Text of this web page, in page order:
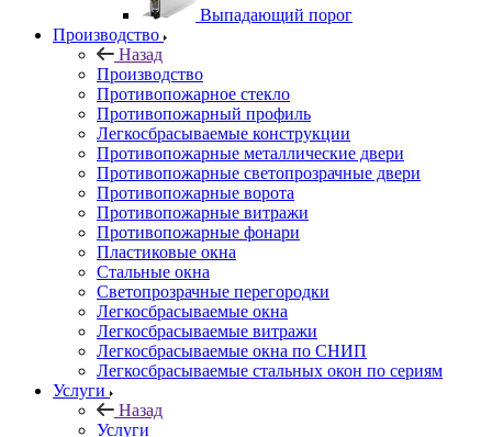
Выпадающий порог
Производство
Назад
Производство
Противопожарное стекло
Противопожарный профиль
Легкосбрасываемые конструкции
Противопожарные металлические двери
Противопожарные светопрозрачные двери
Противопожарные ворота
Противопожарные витражи
Противопожарные фонари
Пластиковые окна
Стальные окна
Светопрозрачные перегородки
Легкосбрасываемые окна
Легкосбрасываемые витражи
Легкосбрасываемые окна по СНИП
Легкосбрасываемые стальных окон по сериям
Услуги
Назад
Услуги